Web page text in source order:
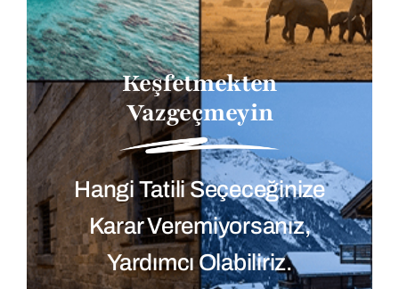
Keşfetmekten
Vazgeçmeyin
Hangi Tatili Seçeceğinize
Karar Veremiyorsanız,
Yardımcı Olabiliriz.